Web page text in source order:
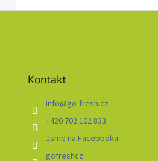
Kontakt
info@go-fresh.cz
+420 702 102 833
Jsme na Facebooku
gofreshcz